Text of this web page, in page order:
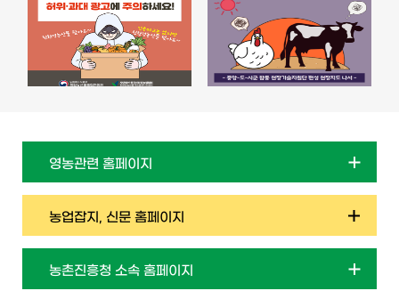
영농관련 홈페이지
농업잡지, 신문 홈페이지
농촌진흥청 소속 홈페이지